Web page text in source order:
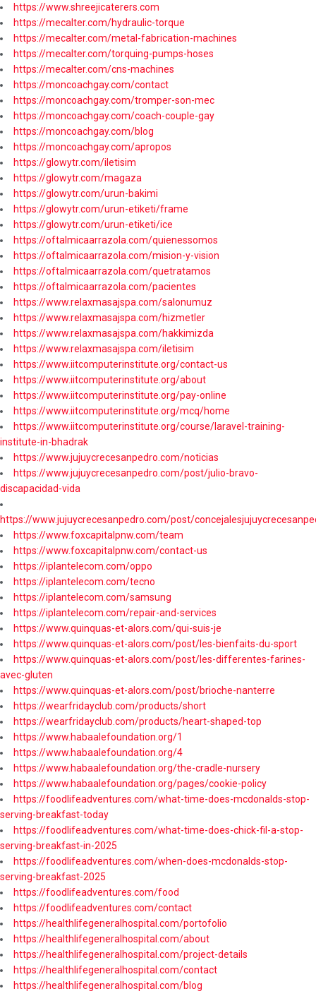
https://www.shreejicaterers.com
https://mecalter.com/hydraulic-torque
https://mecalter.com/metal-fabrication-machines
https://mecalter.com/torquing-pumps-hoses
https://mecalter.com/cns-machines
https://moncoachgay.com/contact
https://moncoachgay.com/tromper-son-mec
https://moncoachgay.com/coach-couple-gay
https://moncoachgay.com/blog
https://moncoachgay.com/apropos
https://glowytr.com/iletisim
https://glowytr.com/magaza
https://glowytr.com/urun-bakimi
https://glowytr.com/urun-etiketi/frame
https://glowytr.com/urun-etiketi/ice
https://oftalmicaarrazola.com/quienessomos
https://oftalmicaarrazola.com/mision-y-vision
https://oftalmicaarrazola.com/quetratamos
https://oftalmicaarrazola.com/pacientes
https://www.relaxmasajspa.com/salonumuz
https://www.relaxmasajspa.com/hizmetler
https://www.relaxmasajspa.com/hakkimizda
https://www.relaxmasajspa.com/iletisim
https://www.iitcomputerinstitute.org/contact-us
https://www.iitcomputerinstitute.org/about
https://www.iitcomputerinstitute.org/pay-online
https://www.iitcomputerinstitute.org/mcq/home
https://www.iitcomputerinstitute.org/course/laravel-training-
institute-in-bhadrak
https://www.jujuycrecesanpedro.com/noticias
https://www.jujuycrecesanpedro.com/post/julio-bravo-
discapacidad-vida
https://www.jujuycrecesanpedro.com/post/
https://www.foxcapitalpnw.com/team
https://www.foxcapitalpnw.com/contact-us
https://iplantelecom.com/oppo
https://iplantelecom.com/tecno
https://iplantelecom.com/samsung
https://iplantelecom.com/repair-and-services
https://www.quinquas-et-alors.com/qui-suis-je
https://www.quinquas-et-alors.com/post/les-bienfaits-du-sport
https://www.quinquas-et-alors.com/post/les-differentes-farines-
avec-gluten
https://www.quinquas-et-alors.com/post/brioche-nanterre
https://wearfridayclub.com/products/short
https://wearfridayclub.com/products/heart-shaped-top
https://www.habaalefoundation.org/1
https://www.habaalefoundation.org/4
https://www.habaalefoundation.org/the-cradle-nursery
https://www.habaalefoundation.org/pages/cookie-policy
https://foodlifeadventures.com/what-time-does-mcdonalds-stop-
serving-breakfast-today
https://foodlifeadventures.com/what-time-does-chick-fil-a-stop-
serving-breakfast-in-2025
https://foodlifeadventures.com/when-does-mcdonalds-stop-
serving-breakfast-2025
https://foodlifeadventures.com/food
https://foodlifeadventures.com/contact
https://healthlifegeneralhospital.com/portofolio
https://healthlifegeneralhospital.com/about
https://healthlifegeneralhospital.com/project-details
https://healthlifegeneralhospital.com/contact
https://healthlifegeneralhospital.com/blog